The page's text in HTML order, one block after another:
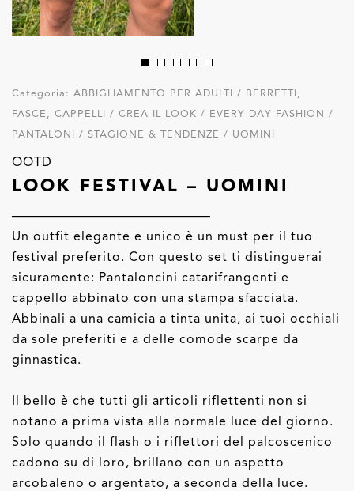
Categoria: ABBIGLIAMENTO PER ADULTI / BERRETTI,
FASCE, CAPPELLI / CREA IL LOOK / EVERY DAY FASHION /
PANTALONI / STAGIONE & TENDENZE / UOMINI
OOTD
LOOK FESTIVAL – UOMINI
Un outfit elegante e unico è un must per il tuo
festival preferito. Con questo set ti distinguerai
sicuramente: Pantaloncini catarifrangenti e
cappello abbinato con una stampa sfacciata.
Abbinali a una camicia a tinta unita, ai tuoi occhiali
da sole preferiti e a delle comode scarpe da
ginnastica.
Il bello è che tutti gli articoli riflettenti non si
notano a prima vista alla normale luce del giorno.
Solo quando il flash o i riflettori del palcoscenico
cadono su di loro, brillano con un aspetto
arcobaleno o argentato, a seconda della luce.